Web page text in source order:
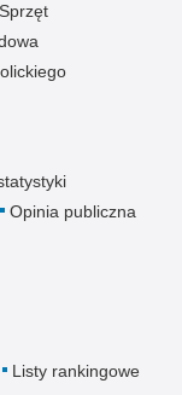
Sprzęt
Opinia publiczna
Listy rankingowe